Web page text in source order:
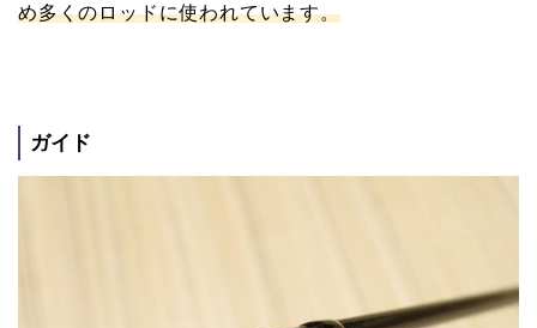
め多くのロッドに使われています。
ガイド